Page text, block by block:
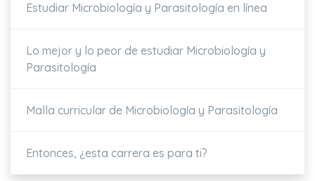
Estudiar Microbiología y Parasitología en línea
Lo mejor y lo peor de estudiar Microbiología y
Parasitología
Malla curricular de Microbiología y Parasitología
Entonces, ¿esta carrera es para ti?